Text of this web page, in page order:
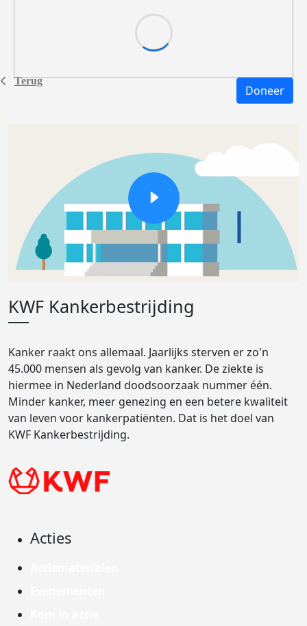
Terug
Doneer
KWF Kankerbestrijding
Kanker raakt ons allemaal. Jaarlijks sterven er zo'n
45.000 mensen als gevolg van kanker. De ziekte is
hiermee in Nederland doodsoorzaak nummer één.
Minder kanker, meer genezing en een betere kwaliteit
van leven voor kankerpatiënten. Dat is het doel van
KWF Kankerbestrijding.
Acties